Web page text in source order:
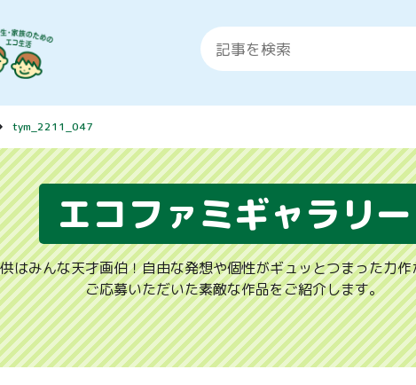
tym_2211_047
エコファミギャラリー
はみんな天才画伯！自由な発想や個性がギュッとつまった力
ご応募いただいた素敵な作品をご紹介します。